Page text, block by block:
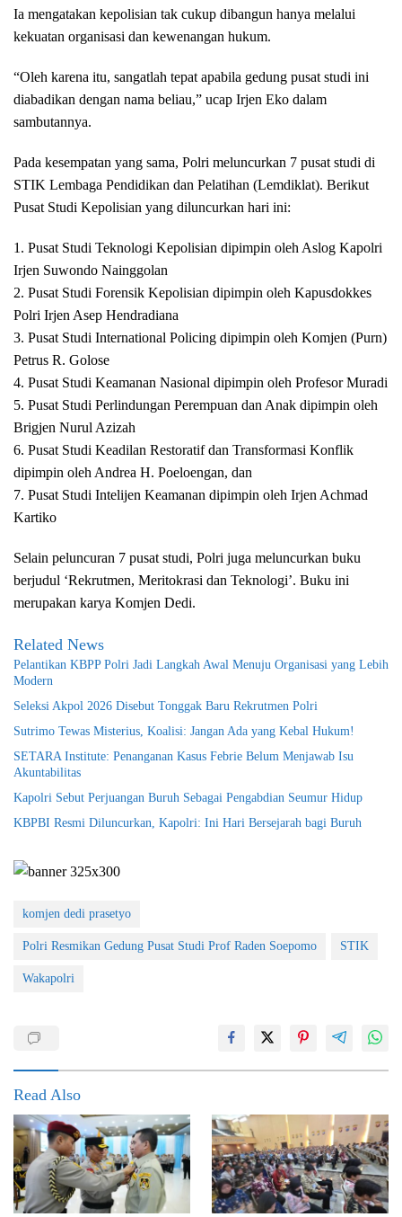
Ia mengatakan kepolisian tak cukup dibangun hanya melalui
kekuatan organisasi dan kewenangan hukum.
“Oleh karena itu, sangatlah tepat apabila gedung pusat studi ini
diabadikan dengan nama beliau,” ucap Irjen Eko dalam
sambutannya.
Pada kesempatan yang sama, Polri meluncurkan 7 pusat studi di
STIK Lembaga Pendidikan dan Pelatihan (Lemdiklat). Berikut
Pusat Studi Kepolisian yang diluncurkan hari ini:
1. Pusat Studi Teknologi Kepolisian dipimpin oleh Aslog Kapolri
Irjen Suwondo Nainggolan
2. Pusat Studi Forensik Kepolisian dipimpin oleh Kapusdokkes
Polri Irjen Asep Hendradiana
3. Pusat Studi International Policing dipimpin oleh Komjen (Purn)
Petrus R. Golose
4. Pusat Studi Keamanan Nasional dipimpin oleh Profesor Muradi
5. Pusat Studi Perlindungan Perempuan dan Anak dipimpin oleh
Brigjen Nurul Azizah
6. Pusat Studi Keadilan Restoratif dan Transformasi Konflik
dipimpin oleh Andrea H. Poeloengan, dan
7. Pusat Studi Intelijen Keamanan dipimpin oleh Irjen Achmad
Kartiko
Selain peluncuran 7 pusat studi, Polri juga meluncurkan buku
berjudul ‘Rekrutmen, Meritokrasi dan Teknologi’. Buku ini
merupakan karya Komjen Dedi.
Related News
Pelantikan KBPP Polri Jadi Langkah Awal Menuju Organisasi yang Lebih
Modern
Seleksi Akpol 2026 Disebut Tonggak Baru Rekrutmen Polri
Sutrimo Tewas Misterius, Koalisi: Jangan Ada yang Kebal Hukum!
SETARA Institute: Penanganan Kasus Febrie Belum Menjawab Isu
Akuntabilitas
Kapolri Sebut Perjuangan Buruh Sebagai Pengabdian Seumur Hidup
KBPBI Resmi Diluncurkan, Kapolri: Ini Hari Bersejarah bagi Buruh
komjen dedi prasetyo
Polri Resmikan Gedung Pusat Studi Prof Raden Soepomo STIK
Wakapolri
Read Also